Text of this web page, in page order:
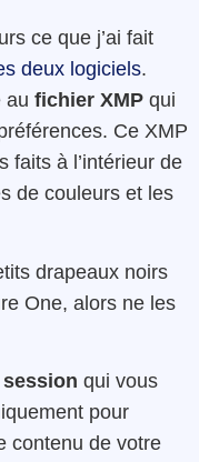
ce que j’ai fait
deux logiciels.
au fichier XMP qui
Ce XMP
faits à l’intérieur de
de couleurs et les
drapeaux noirs
One, alors ne les
qui vous
pour
contenu de votre